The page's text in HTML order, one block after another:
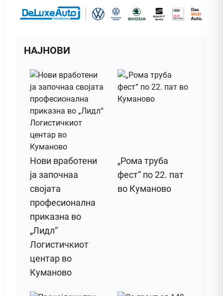
НАЈНОВИ
Нови вработени
ја започнаа
својата
професионална
приказна во
„Лидл“
Логистичкиот
центар во
Куманово
„Рома труба
фест“ по 22. пат
во Куманово